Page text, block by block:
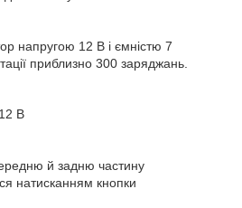
напругою 12 В і ємністю 7
приблизно 300 заряджань.
В
й задню частину
натисканням кнопки